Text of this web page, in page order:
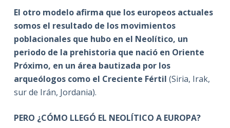
El otro modelo afirma que los europeos actuales
somos el resultado de los movimientos
poblacionales que hubo en el Neolítico, un
periodo de la prehistoria que nació en Oriente
Próximo, en un área bautizada por los
arqueólogos como el Creciente Fértil (Siria, Irak,
sur de Irán, Jordania).
PERO ¿CÓMO LLEGÓ EL NEOLÍTICO A EUROPA?